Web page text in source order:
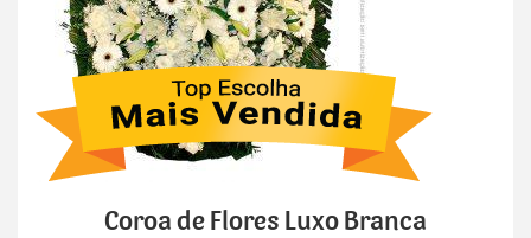
Coroa de Flores Luxo Branca